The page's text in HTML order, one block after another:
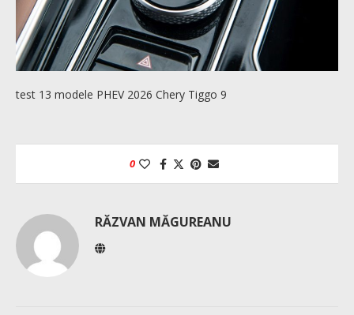
test 13 modele PHEV 2026 Chery Tiggo 9
0
RĂZVAN MĂGUREANU